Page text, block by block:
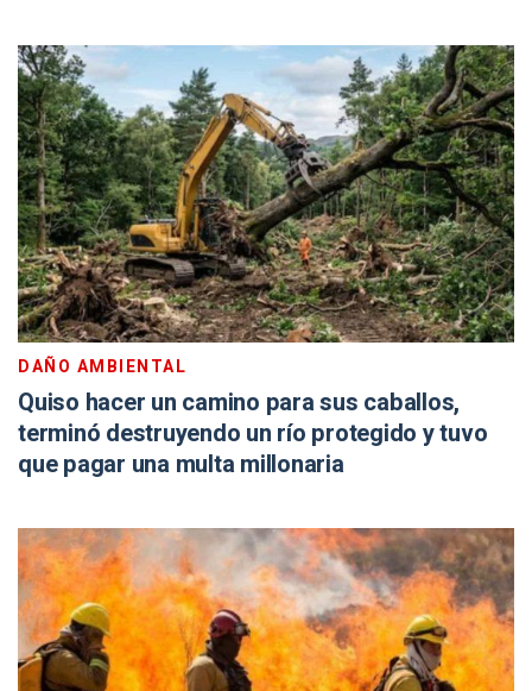
DAÑO AMBIENTAL
Quiso hacer un camino para sus caballos,
terminó destruyendo un río protegido y tuvo
que pagar una multa millonaria